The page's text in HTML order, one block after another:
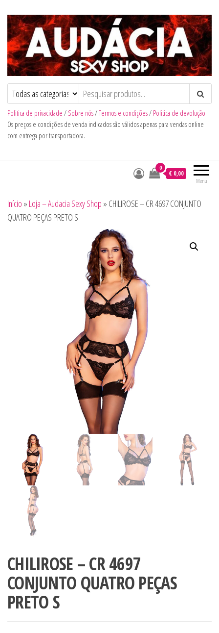
Audacia Sexy Shop
Politica de privacidade / Sobre nós/Termos e condições/ Politica de devolução
Os preços e condições de venda indicados são válidos apenas para vendas online
com entrega por transportadora.
Menu
0
€ 0,00
Início » Loja – Audacia Sexy Shop » CHILIROSE – CR 4697 CONJUNTO
QUATRO PEÇAS PRETO S
CHILIROSE – CR 4697
CONJUNTO QUATRO PEÇAS
PRETO S